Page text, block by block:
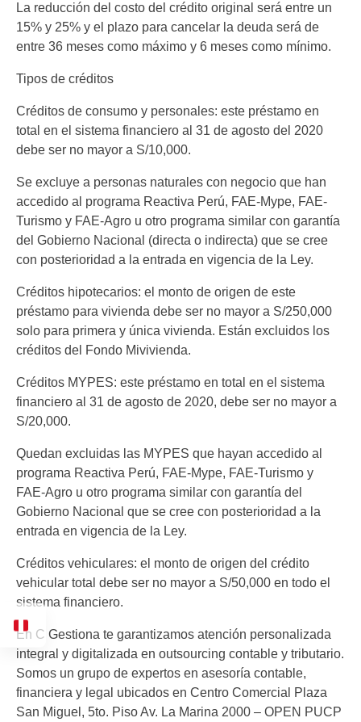
La reducción del costo del crédito original será entre un
15% y 25% y el plazo para cancelar la deuda será de
entre 36 meses como máximo y 6 meses como mínimo.
Tipos de créditos
Créditos de consumo y personales: este préstamo en
total en el sistema financiero al 31 de agosto del 2020
debe ser no mayor a S/10,000.
Se excluye a personas naturales con negocio que han
accedido al programa Reactiva Perú, FAE-Mype, FAE-
Turismo y FAE-Agro u otro programa similar con garantía
del Gobierno Nacional (directa o indirecta) que se cree
con posterioridad a la entrada en vigencia de la Ley.
Créditos hipotecarios: el monto de origen de este
préstamo para vivienda debe ser no mayor a S/250,000
solo para primera y única vivienda. Están excluidos los
créditos del Fondo Mivivienda.
Créditos MYPES: este préstamo en total en el sistema
financiero al 31 de agosto de 2020, debe ser no mayor a
S/20,000.
Quedan excluidas las MYPES que hayan accedido al
programa Reactiva Perú, FAE-Mype, FAE-Turismo y
FAE-Agro u otro programa similar con garantía del
Gobierno Nacional que se cree con posterioridad a la
entrada en vigencia de la Ley.
Créditos vehiculares: el monto de origen del crédito
vehicular total debe ser no mayor a S/50,000 en todo el
sistema financiero.
En C Gestiona te garantizamos atención personalizada
integral y digitalizada en outsourcing contable y tributario.
Somos un grupo de expertos en asesoría contable,
financiera y legal ubicados en Centro Comercial Plaza
San Miguel, 5to. Piso Av. La Marina 2000 – OPEN PUCP